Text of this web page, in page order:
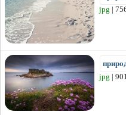
jpg |
jpg |